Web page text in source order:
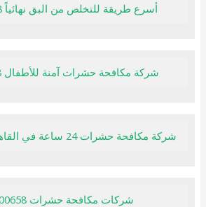
أسرع طريقة للتخلص من البق نهائياً 01000200658
شركة مكافحة حشرات آمنة للأطفال 01000200658
شركة مكافحة حشرات 24 ساعة في القاهرة 01000200658
شركات مكافحة حشرات 01000200658